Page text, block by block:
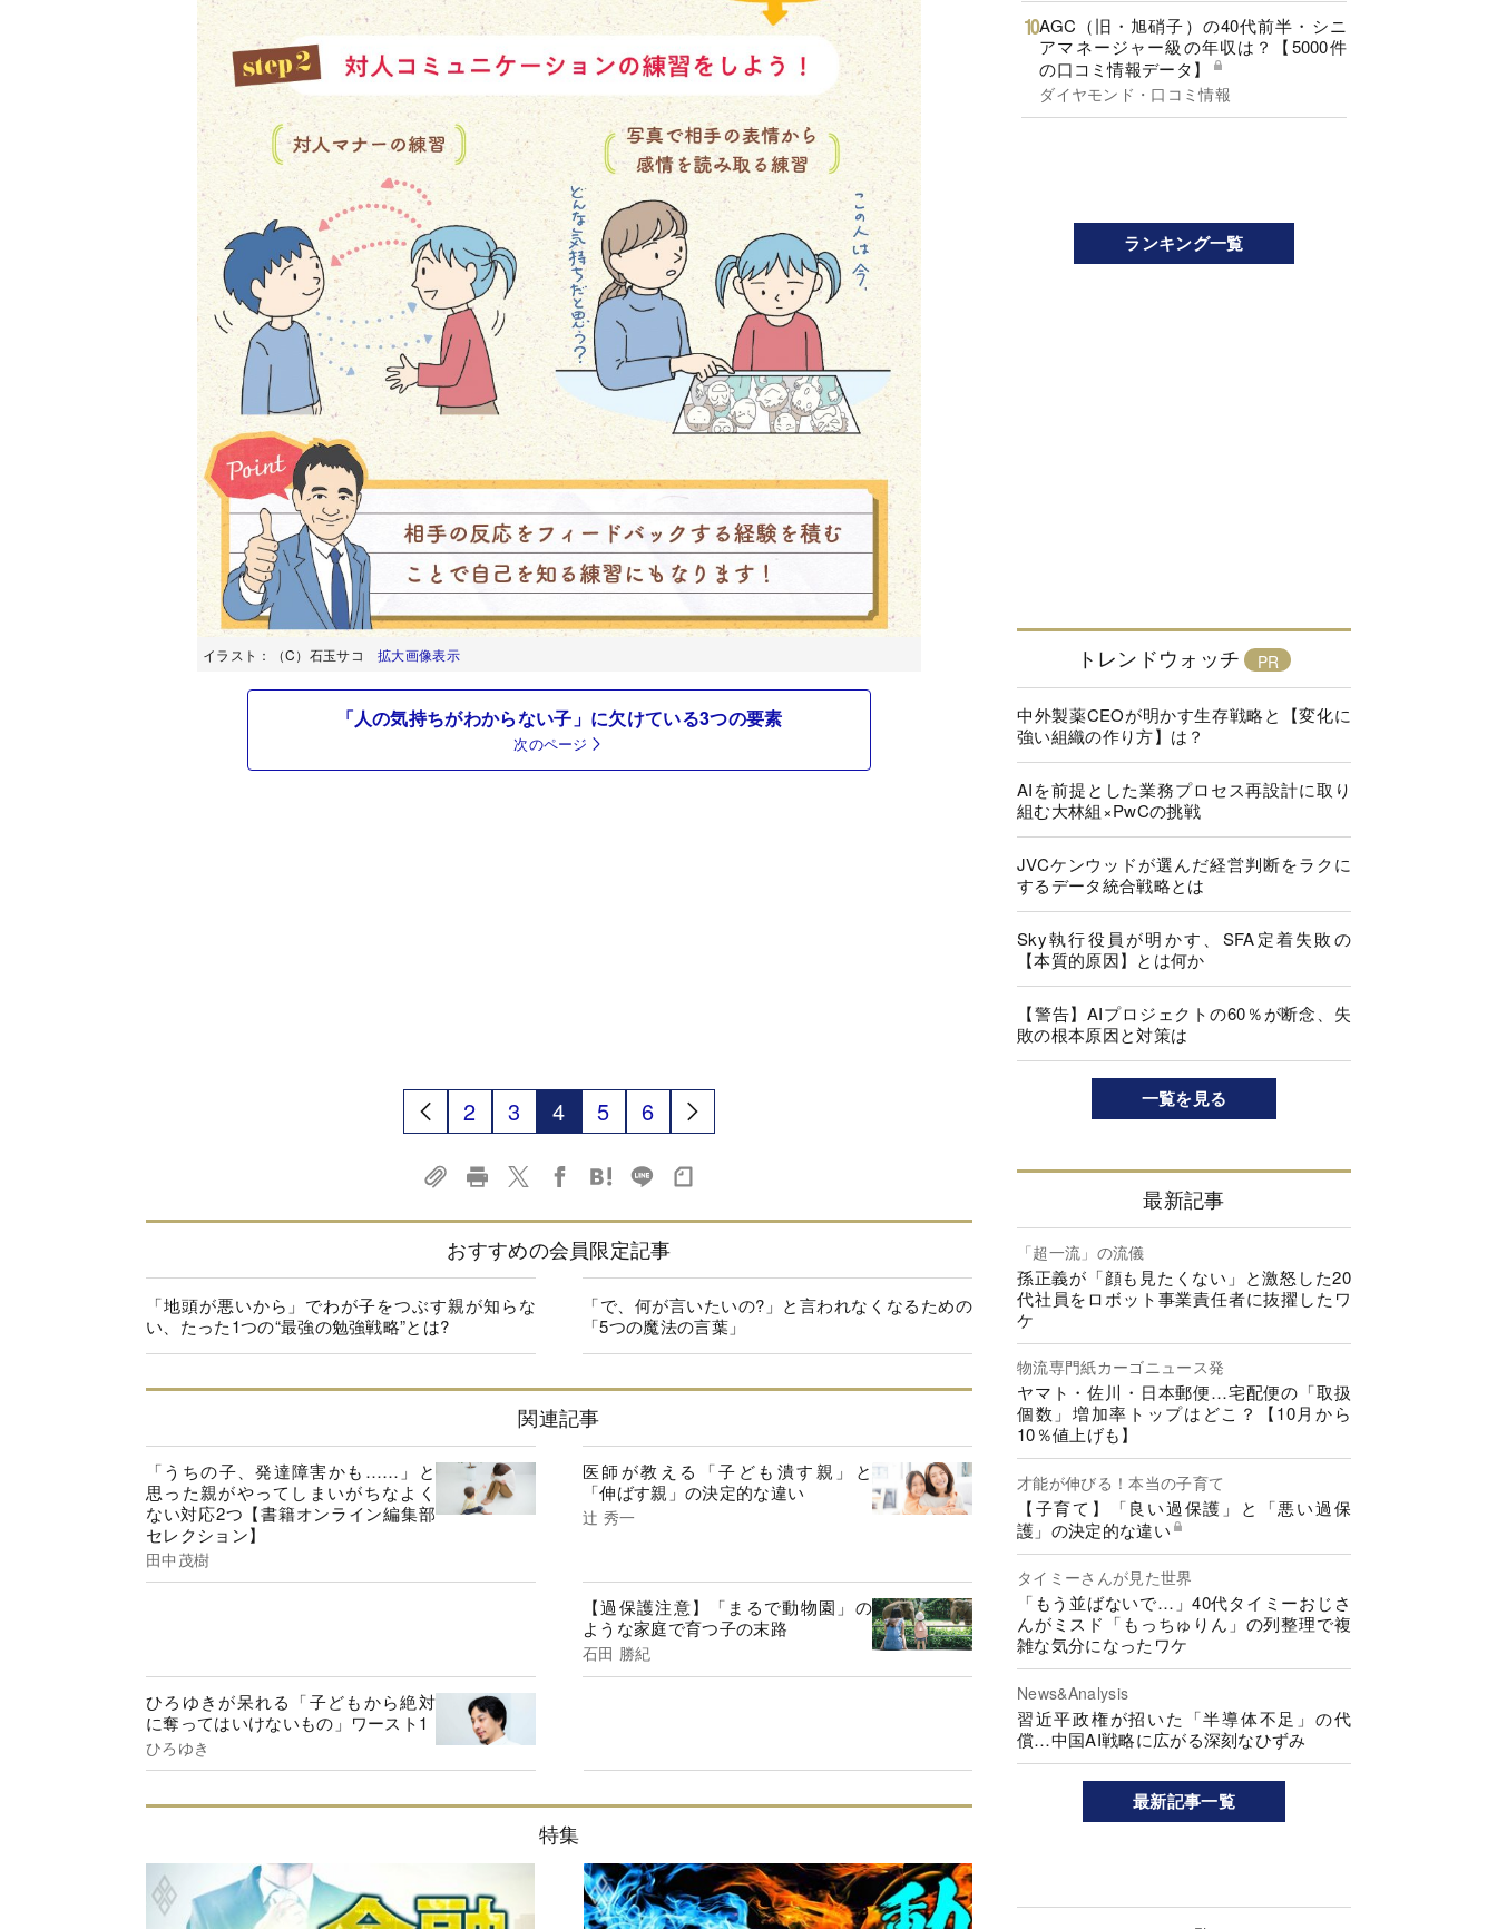
イラスト：（C）石玉サコ拡大画像表示
「人の気持ちがわからない子」に欠けている3つの要素
次のページ
2 3 4 5 6
おすすめの会員限定記事
「地頭が悪いから」でわが子をつぶす親が知らな
い、たった1つの“最強の勉強戦略”とは?
「で、何が言いたいの?」と言われなくなるための
「5つの魔法の言葉」
関連記事
「うちの子、発達障害かも……」と
思った親がやってしまいがちなよく
ない対応2つ【書籍オンライン編集部
セレクション】
田中茂樹
医師が教える「子ども潰す親」と
「伸ばす親」の決定的な違い
辻 秀一
【過保護注意】「まるで動物園」の
ような家庭で育つ子の末路
石田 勝紀
ひろゆきが呆れる「子どもから絶対
に奪ってはいけないもの」ワースト1
ひろゆき
特集
AGC（旧・旭硝子）の40代前半・シニ
アマネージャー級の年収は？【5000件
の口コミ情報データ】
ダイヤモンド・口コミ情報
ランキング一覧
トレンドウォッチ
中外製薬CEOが明かす生存戦略と【変化に
強い組織の作り方】は？
AIを前提とした業務プロセス再設計に取り
組む大林組×PwCの挑戦
JVCケンウッドが選んだ経営判断をラクに
するデータ統合戦略とは
Sky執行役員が明かす、SFA定着失敗の
【本質的原因】とは何か
【警告】AIプロジェクトの60％が断念、失
敗の根本原因と対策は
一覧を見る
最新記事
「超一流」の流儀
孫正義が「顔も見たくない」と激怒した20
代社員をロボット事業責任者に抜擢したワ
ケ
物流専門紙カーゴニュース発
ヤマト・佐川・日本郵便…宅配便の「取扱
個数」増加率トップはどこ？【10月から
10％値上げも】
才能が伸びる！本当の子育て
【子育て】「良い過保護」と「悪い過保
護」の決定的な違い
タイミーさんが見た世界
「もう並ばないで…」40代タイミーおじさ
んがミスド「もっちゅりん」の列整理で複
雑な気分になったワケ
News&Analysis
習近平政権が招いた「半導体不足」の代
償…中国AI戦略に広がる深刻なひずみ
最新記事一覧